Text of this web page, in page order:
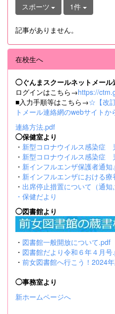
スポーツ 1件
記事がありません。
在校生へ
◯ぐんまスクールネットメール
ログインはこちら→https://
■入力手順等はこちら→☆【改
トメール連絡網のwebサイト
連絡方法.pdf
◯保健室より
・ 新型コロナウイルス感染症
・ 新型コロナウイルス感染症
・ 新インフルエンザ保護者通知
・ 新インフルエンザにおける
・ 出席停止措置について（通
・ 保健だより
◯図書館より
・ 図書館一般開放について.pdf
・ 図書館だより令和６年４月号
・ 前女図書館へ行こう！2024
◯事務室より
新ホームページへ